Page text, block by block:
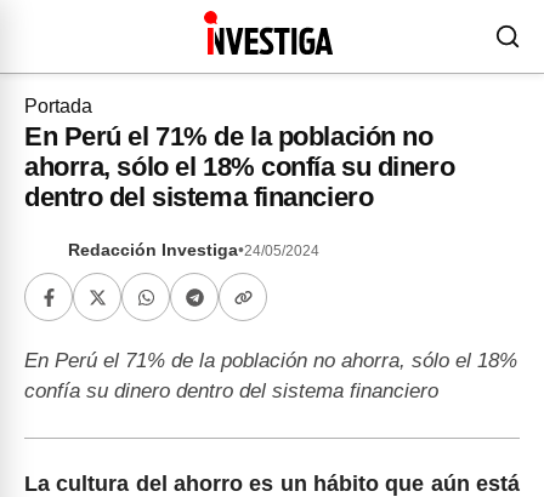
Portada
En Perú el 71% de la población no
ahorra, sólo el 18% confía su dinero
dentro del sistema financiero
Redacción Investiga•24/05/2024
En Perú el 71% de la población no ahorra, sólo el 18%
confía su dinero dentro del sistema financiero
La cultura del ahorro es un hábito que aún está